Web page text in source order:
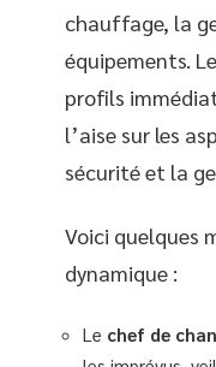
chauffage, la
équipements.
profils
l’aise sur les
sécurité et la
Voici quelques
dynamique :
Le chef de